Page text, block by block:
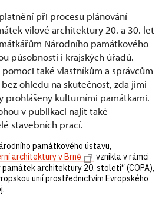
při procesu plánování
vilové architektury 20. a 30. let
Národního památkového
působností i krajských úřadů.
také vlastníkům a správcům
ohledu na skutečnost, zda jimi
prohlášeny kulturními památkami.
v publikaci najít také
stavebních prací.
památkového ústavu,
architektury v Brně
vznikla v rámci
architektury 20. století“ (COPA),
unií prostřednictvím Evropského